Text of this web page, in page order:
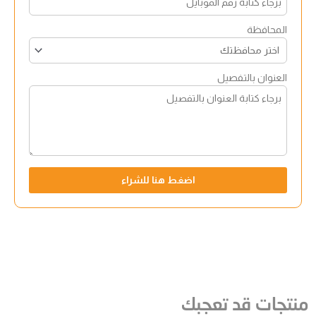
المحافظة
العنوان بالتفصيل
اضغط هنا للشراء
منتجات قد تعجبك